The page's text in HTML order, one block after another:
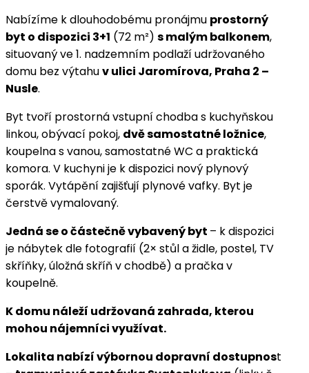
Nabízíme k dlouhodobému pronájmu prostorný
byt o dispozici 3+1 (72 m²) s malým balkonem,
situovaný ve 1. nadzemním podlaží udržovaného
domu bez výtahuv ulici Jaromírova, Praha 2 –
Nusle.
Byt tvoří prostorná vstupní chodba s kuchyňskou
linkou, obývací pokoj, dvě samostatné ložnice,
koupelna s vanou, samostatné WC a praktická
komora. V kuchyni je k dispozici nový plynový
sporák. Vytápění zajišťují plynové vafky. Byt je
čerstvě vymalovaný.
Jedná se o částečně vybavený byt – k dispozici
je nábytek dle fotografií (2× stůl a židle, postel, TV
skříňky, úložná skříň v chodbě) a pračka v
koupelně.
K domu náleží udržovaná zahrada, kterou
mohou nájemníci využívat.
Lokalita nabízí výbornou dopravní dostupnost